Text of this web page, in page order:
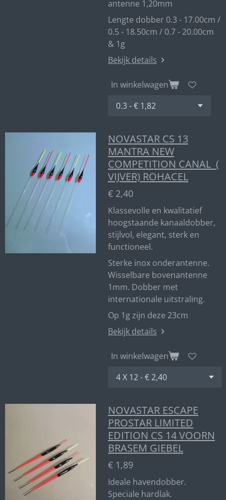
antenne 1,20mm
Lengte dobber 0.3 - 17.00cm /
0.5 - 18.50cm / 0.7 - 20.00cm
& 1g
Bekijk details
In winkelwagen
NOVASTAR CS 13
MANTRA NEW
COMPETITION CANAL (
VIJVER) ROHACEL
€ 2,40
Klassevolle en kwalitatief
hoogstaande kanaaldobber,
stijlvol, elegant, sterk en
functioneel.
Sterke inox onderantenne.
Wisselbare bovenantenne
1mm. Dobber met
internationale uitstraling.
Op 1g zijn deze 23cm
Bekijk details
In winkelwagen
NOVASTAR ESCAPE
PROSTAR LIMITED
EDITION CS 14 VOORN
BRASEM GIEBEL
€ 1,89
Ideale havendobber.
Speciale hardlak.